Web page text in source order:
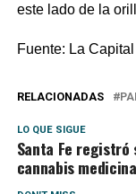
este lado de la
Fuente: La Capital
RELACIONADAS
LO QUE SIGUE
Santa Fe registró
cannabis